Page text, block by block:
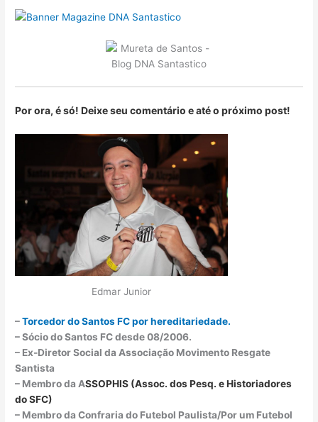
Por ora, é só! Deixe seu comentário e até o próximo post!
Edmar Junior
–Torcedor do Santos FC por hereditariedade.
– Sócio do Santos FC desde 08/2006.
– Ex-Diretor Social da Associação Movimento Resgate
Santista
– Membro da ASSOPHIS (Assoc. dos Pesq. e Historiadores
do SFC)
– Membro da Confraria do Futebol Paulista/Por um Futebol